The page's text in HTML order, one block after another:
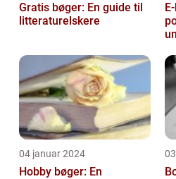
Gratis bøger: En guide til
litteraturelskere
04 januar 2024
Hobby bøger: En